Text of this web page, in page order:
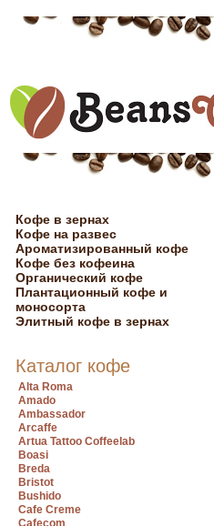
Кофе в зернах
Кофе на развес
Ароматизированный кофе
Кофе без кофеина
Органический кофе
Плантационный кофе и
моносорта
Элитный кофе в зернах
Каталог кофе
Alta Roma
Amado
Ambassador
Arcaffe
Artua Tattoo Coffeelab
Boasi
Breda
Bristot
Bushido
Cafe Creme
Cafecom